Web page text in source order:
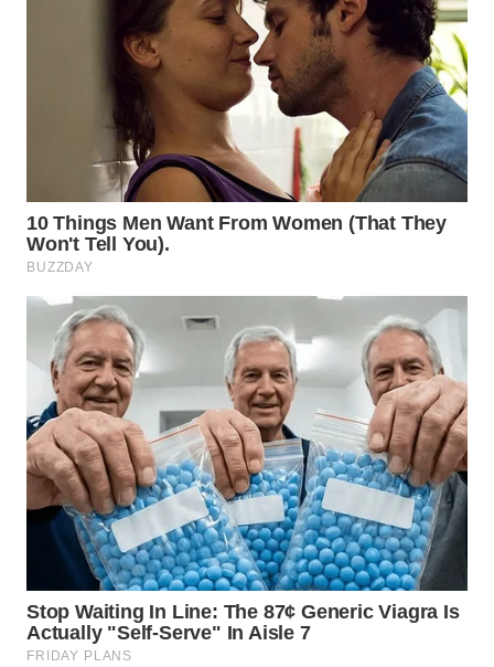
KARAWANG
WN
BEKASI
WN
BOGOR
WN
DEPOK
WN
TAPANULI
UTARA
WN